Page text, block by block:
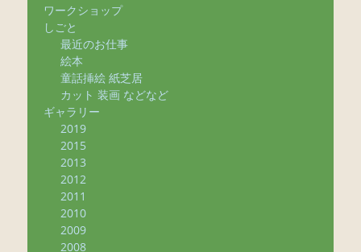
ワークショップ
しごと
最近のお仕事
絵本
童話挿絵 紙芝居
カット 装画 などなど
ギャラリー
2019
2015
2013
2012
2011
2010
2009
2008